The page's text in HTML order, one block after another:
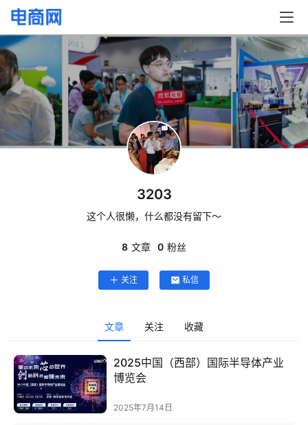
电
商
产
3203
这个人很懒，什么都没有留下～
8 文章 0 粉丝
关注 私信
文章 关注 收藏
2025中国（西部）国际半导体产业
博览会
2025年7月14日